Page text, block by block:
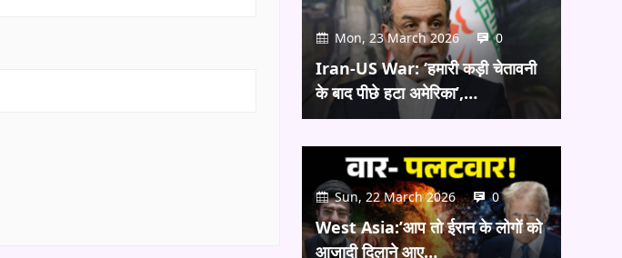
Mon, 23 March 2026 0
Iran-US War: ‘हमारी कड़ी चेतावनी
के बाद पीछे हटा अमेरिका’,…
Sun, 22 March 2026 0
West Asia:’आप तो ईरान के लोगों को
आजादी दिलाने आए…